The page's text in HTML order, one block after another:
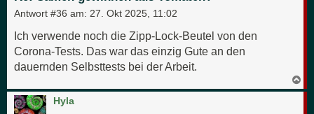
Antwort #36 am: 27. Okt 2025, 11:02
Ich verwende noch die Zipp-Lock-Beutel von den
Corona-Tests. Das war das einzig Gute an den
dauernden Selbsttests bei der Arbeit.
a
Hyla